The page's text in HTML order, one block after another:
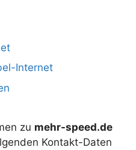
Internet
zu mehr-speed.de
Kontakt-Daten